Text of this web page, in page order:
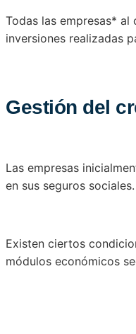
Todas las empresas*
inversiones realizadas
Gestión del
Las empresas
en sus seguros sociales.
Existen ciertos
módulos económicos